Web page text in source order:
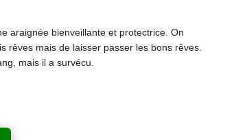
araignée bienveillante et protectrice. On
rêves mais de laisser passer les bons rêves.
mais il a survécu.